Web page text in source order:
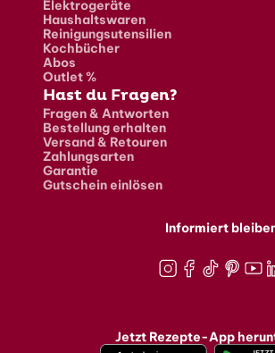
Elektrogeräte
Haushaltswaren
Reinigungsutensilien
Kochbücher
Abos
Outlet %
Hast du Fragen?
Fragen & Antworten
Bestellung erhalten
Versand & Retouren
Zahlungsarten
Garantie
Gutschein einlösen
Informiert
Jetzt Rezepte-App